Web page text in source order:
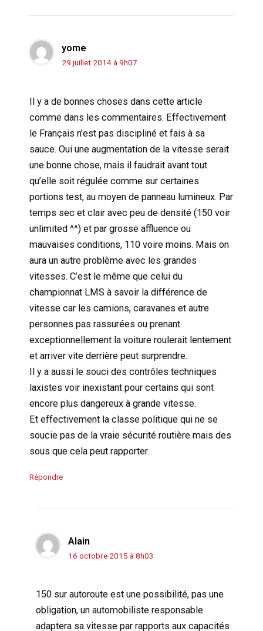
yome
29 juillet 2014 à 9h07
Il y a de bonnes choses dans cette article
comme dans les commentaires. Effectivement
le Français n’est pas discipliné et fais à sa
sauce. Oui une augmentation de la vitesse serait
une bonne chose, mais il faudrait avant tout
qu’elle soit régulée comme sur certaines
portions test, au moyen de panneau lumineux. Par
temps sec et clair avec peu de densité (150 voir
unlimited ^^) et par grosse affluence ou
mauvaises conditions, 110 voire moins. Mais on
aura un autre problème avec les grandes
vitesses. C’est le même que celui du
championnat LMS à savoir la différence de
vitesse car les camions, caravanes et autre
personnes pas rassurées ou prenant
exceptionnellement la voiture roulerait lentement
et arriver vite derrière peut surprendre.
Il y a aussi le souci des contrôles techniques
laxistes voir inexistant pour certains qui sont
encore plus dangereux à grande vitesse.
Et effectivement la classe politique qui ne se
soucie pas de la vraie sécurité routière mais des
sous que cela peut rapporter.
Répondre
Alain
16 octobre 2015 à 8h03
150 sur autoroute est une possibilité, pas une
obligation, un automobiliste responsable
adaptera sa vitesse par rapports aux capacités